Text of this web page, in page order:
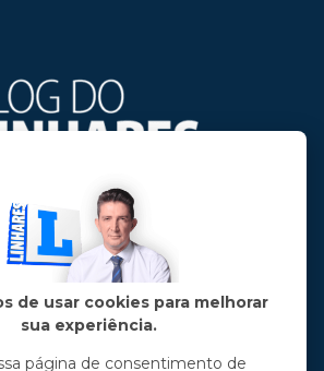
Jr é maranhense.
Jornalismo, estudou filosofia
em ciência política
de usar cookies para melhorar
sua experiência.
página de consentimento de